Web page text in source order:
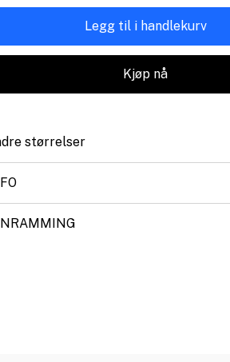
Legg til i handlekurv
Kjøp nå
størrelser